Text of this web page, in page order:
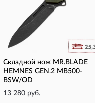
Складной нож MR.BLADE
HEMNES GEN.2 MB500-
BSW/OD
13 280 руб.